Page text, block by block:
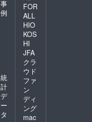
事
例
統
計
デ
ー
タ
FOR
ALL
HIO
KOS
HI
JFA
クラ
ウド
ファ
ン
ディ
ング
mac